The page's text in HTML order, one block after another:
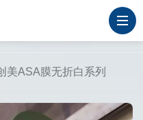
美ASA膜无折白系列